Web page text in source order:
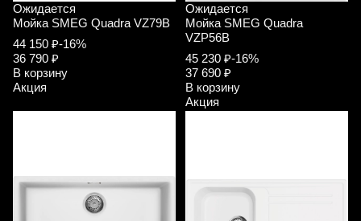
Ожидается
Мойка SMEG Quadra VZ79B
44 150 ₽-16%
36 790 ₽
В корзину
Акция
Ожидается
Мойка SMEG Quadra
VZP56B
45 230 ₽-16%
37 690 ₽
В корзину
Акция